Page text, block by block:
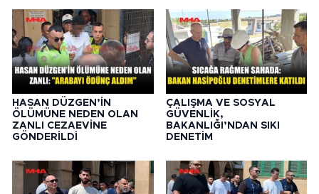
HASAN DÜZGEN’İN
ÖLÜMÜNE NEDEN OLAN
ZANLI CEZAEVİNE
GÖNDERİLDİ
ÇALIŞMA VE SOSYAL
GÜVENLİK,
BAKANLIĞI’NDAN SIKI
DENETİM